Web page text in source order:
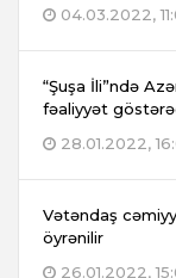
04.03.2022,
“Şuşa İli”ndə
fəaliyyət
28.01.2022,
Vətəndaş
öyrənilir
26.01.2022,